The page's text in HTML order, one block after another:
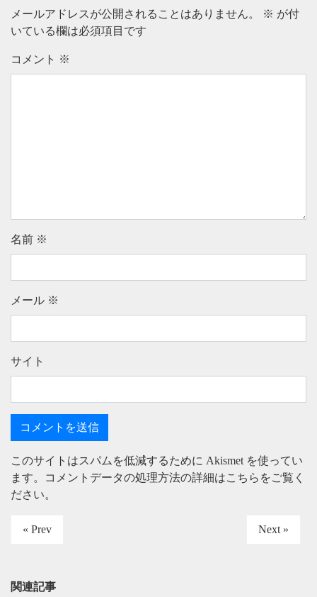
メールアドレスが公開されることはありません。 ※ が付
いている欄は必須項目です
コメント ※
名前 ※
メール ※
サイト
このサイトはスパムを低減するために Akismet を使ってい
ます。
コメントデータの処理方法の詳細はこちらをご覧く
ださい。
« Prev Next »
関連記事